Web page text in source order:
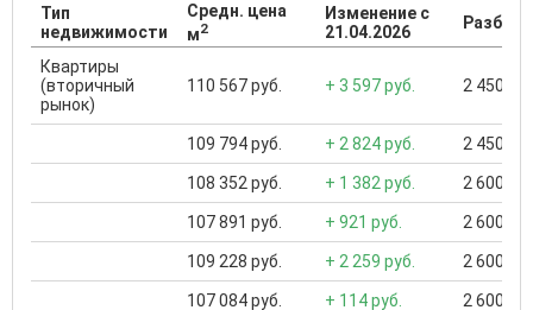
Тип
недвижимости
Средн. цена
м2
Изменение с
21.04.2026
Квартиры
(вторичный
рынок)
110 567 руб. + 3 597 руб. 2 450
109 794 руб. + 2 824 руб. 2 450
108 352 руб. + 1 382 руб. 2 600
107 891 руб. + 921 руб. 2 600
109 228 руб. + 2 259 руб. 2 600
107 084 руб. + 114 руб. 2 600